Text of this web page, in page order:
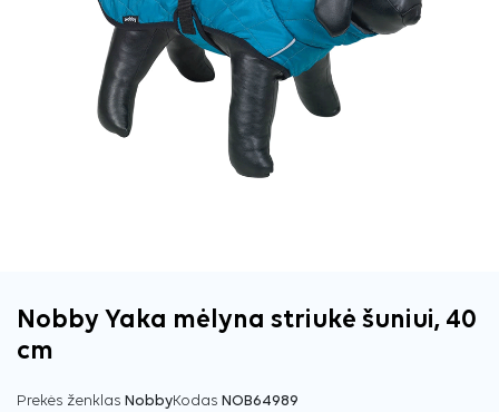
Nobby Yaka mėlyna striukė šuniui, 40
cm
Prekės ženklas NobbyKodas NOB64989